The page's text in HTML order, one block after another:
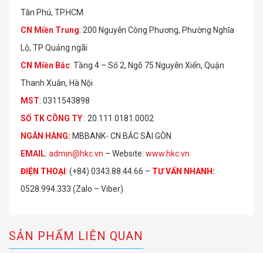
Tân Phú, TP.HCM
CN Miền Trung: 200 Nguyễn Công Phương, Phường Nghĩa
Lộ, TP Quảng ngãi
CN Miền Bắc: Tầng 4 – Số 2, Ngõ 75 Nguyễn Xiển, Quận
Thanh Xuân, Hà Nội
MST: 0311543898
SỐ TK CÔ NG TY : 20.111.0181.0002
NGÂN HÀNG: MBBANK- CN BẮC SÀI GÒN
EMAIL: admin@hkc.vn – Website: www.hkc.vn
ĐIỆN THOẠI : (+84) 0343.88.44.66 – TƯ VẤN NHANH :
0528.994.333 (Zalo – Viber)
SẢN PHẨM LIÊN QUAN